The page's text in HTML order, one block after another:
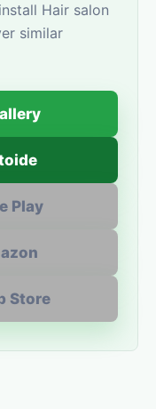
Hair salon
similar
Play
Store